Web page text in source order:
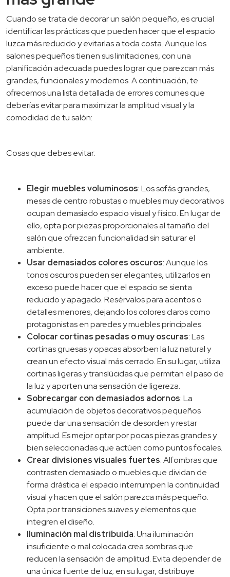
Cuando se trata de decorar un salón pequeño, es crucial
identificar las prácticas que pueden hacer que el espacio
luzca más reducido y evitarlas a toda costa. Aunque los
salones pequeños tienen sus limitaciones, con una
planificación adecuada puedes lograr que parezcan más
grandes, funcionales y modernos. A continuación, te
ofrecemos una lista detallada de errores comunes que
deberías evitar para maximizar la amplitud visual y la
comodidad de tu salón:
Cosas que debes evitar:
Elegir muebles voluminosos: Los sofás grandes,
mesas de centro robustas o muebles muy decorativos
ocupan demasiado espacio visual y físico. En lugar de
ello, opta por piezas proporcionales al tamaño del
salón que ofrezcan funcionalidad sin saturar el
ambiente.
Usar demasiados colores oscuros: Aunque los
tonos oscuros pueden ser elegantes, utilizarlos en
exceso puede hacer que el espacio se sienta
reducido y apagado. Resérvalos para acentos o
detalles menores, dejando los colores claros como
protagonistas en paredes y muebles principales.
Colocar cortinas pesadas o muy oscuras: Las
cortinas gruesas y opacas absorben la luz natural y
crean un efecto visual más cerrado. En su lugar, utiliza
cortinas ligeras y translúcidas que permitan el paso de
la luz y aporten una sensación de ligereza.
Sobrecargar con demasiados adornos: La
acumulación de objetos decorativos pequeños
puede dar una sensación de desorden y restar
amplitud. Es mejor optar por pocas piezas grandes y
bien seleccionadas que actúen como puntos focales.
Crear divisiones visuales fuertes: Alfombras que
contrasten demasiado o muebles que dividan de
forma drástica el espacio interrumpen la continuidad
visual y hacen que el salón parezca más pequeño.
Opta por transiciones suaves y elementos que
integren el diseño.
Iluminación mal distribuida: Una iluminación
insuficiente o mal colocada crea sombras que
reducen la sensación de amplitud. Evita depender de
una única fuente de luz; en su lugar, distribuye